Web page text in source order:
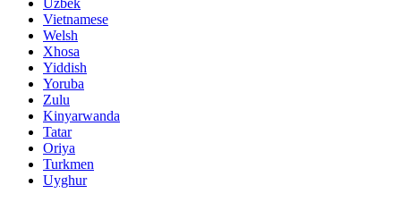
Vietnamese
Welsh
Xhosa
Yiddish
Yoruba
Zulu
Kinyarwanda
Tatar
Oriya
Turkmen
Uyghur